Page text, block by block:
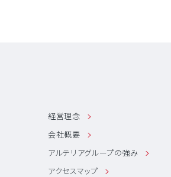
経営理念
会社概要
アルテリアグループの強み
アクセスマップ